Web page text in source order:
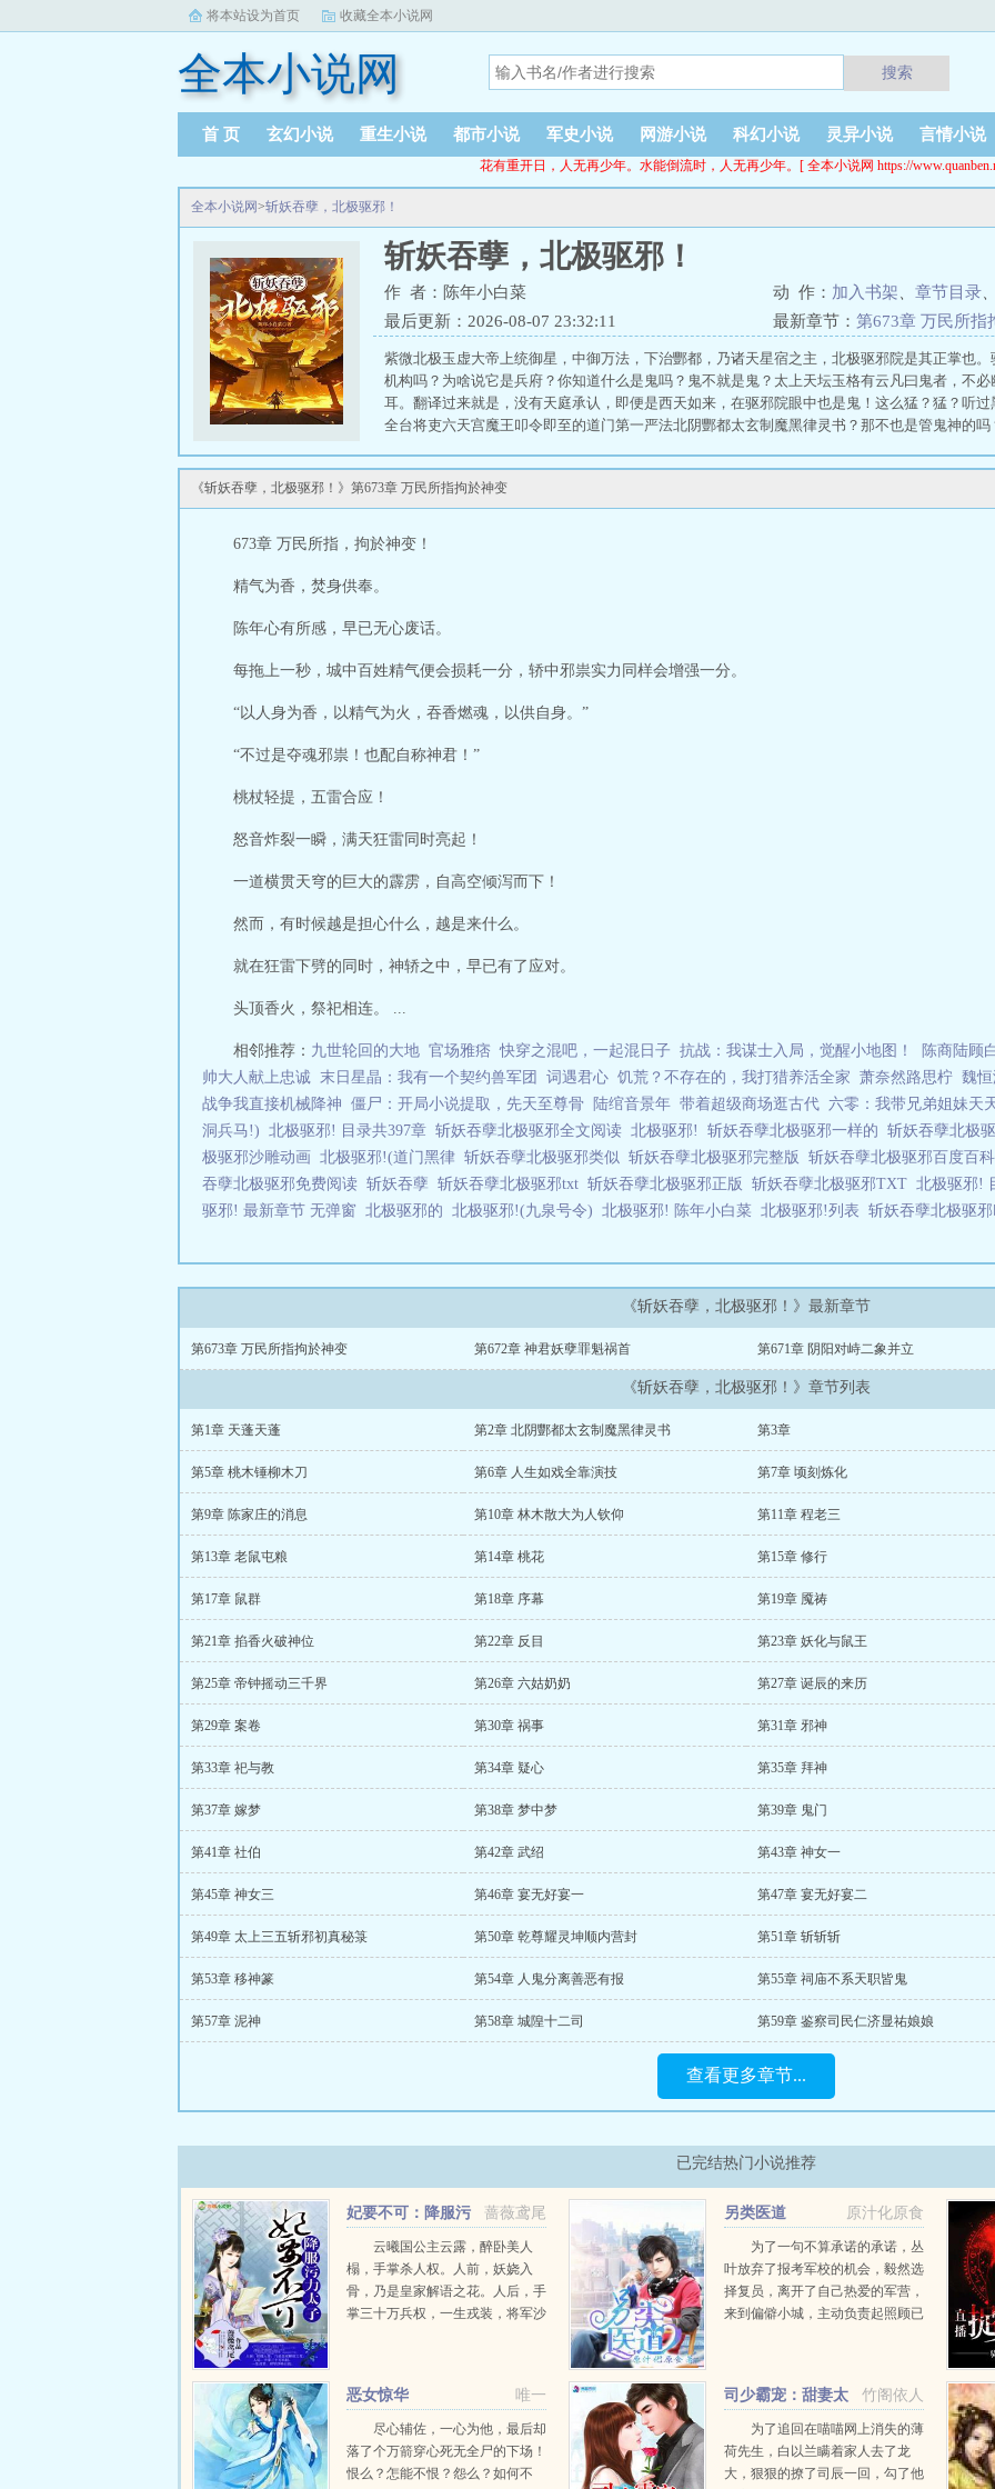
将本站设为首页 收藏全本小说网
全本小说网 搜索
首 页 玄幻小说 重生小说 都市小说 军史小说 网游小说 科幻小说 灵异小说 言情小说
花有重开日，人无再少年。水能倒流时，人无再少年。[ 全本小说网 https://
全本小说网>斩妖吞孽，北极驱邪！
斩妖吞孽，北极驱邪！
作 者：陈年小白菜 动 作： 加入书架 章节目录
最后更新：2026-08-07 23:32:11
最新章节： 第673章 万民所指
紫微北极玉虚大帝上统御星，中御万法，下治酆都，乃诸天星宿之主，北极驱邪院是其正掌也
机构吗？为啥说它是兵府？你知道什么是鬼吗？鬼不就是鬼？太上天坛玉格有云凡曰鬼者，不
耳。翻译过来就是，没有天庭承认，即便是西天如来，在驱邪院眼中也是鬼！这么猛？猛？听
全台将吏六天宫魔王叩令即至的道门第一严法北阴酆都太玄制魔黑律灵书？那不也是管鬼神的
非黑律强调至再三方可用此，他们能依律杀出一个仙佛隐退鬼神不显的末法世界。卧槽？那我
好伪，鬼邪布凶！陈年穿越而来的第一眼，就看到全村800余口在自己的婚宴上自噬！为求生机
令，幸得祖师垂怜，赐紫微诰命北帝符章，成北极行走。这一次，道士下山，不度只杀！斩妖
邪！
《斩妖吞孽，北极驱邪！》第673章 万民所指拘於神变
673章 万民所指，拘於神变！
精气为香，焚身供奉。
陈年心有所感，早已无心废话。
每拖上一秒，城中百姓精气便会损耗一分，轿中邪祟实力同样会增强一分。
“以人身为香，以精气为火，吞香燃魂，以供自身。”
“不过是夺魂邪祟！也配自称神君！”
桃杖轻提，五雷合应！
怒音炸裂一瞬，满天狂雷同时亮起！
一道横贯天穹的巨大的霹雳，自高空倾泻而下！
然而，有时候越是担心什么，越是来什么。
就在狂雷下劈的同时，神轿之中，早已有了应对。
头顶香火，祭祀相连。 ...
相邻推荐： 九世轮回的大地 官场雅痞 快穿之混吧，一起混日子 抗战：我谋士入局，觉醒小地图！ 陈商陆顾
帅大人献上忠诚 末日星晶：我有一个契约兽军团 词遇君心 饥荒？不存在的，我打猎养活全家 萧奈然路思柠 魏
战争我直接机械降神 僵尸：开局小说提取，先天至尊骨 陆绾音景年 带着超级商场逛古代 六零：我带兄弟姐妹天
洞兵马!) 北极驱邪! 目录共397章 斩妖吞孽北极驱邪全文阅读 北极驱邪! 斩妖吞孽北极驱邪一样的 斩妖吞孽北极
极驱邪沙雕动画 北极驱邪!(道门黑律 斩妖吞孽北极驱邪类似 斩妖吞孽北极驱邪完整版 斩妖吞孽北极驱邪百度百科
吞孽北极驱邪免费阅读 斩妖吞孽 斩妖吞孽北极驱邪txt 斩妖吞孽北极驱邪正版 斩妖吞孽北极驱邪TXT 北极驱邪!
驱邪! 最新章节 无弹窗 北极驱邪的 北极驱邪!(九泉号令) 北极驱邪! 陈年小白菜 北极驱邪!列表 斩妖吞孽北极驱
《斩妖吞孽，北极驱邪！》最新章节
第673章 万民所指拘於神变 第672章 神君妖孽罪魁祸首 第671章 阴阳对峙二象并立
《斩妖吞孽，北极驱邪！》章节列表
第1章 天蓬天蓬 第2章 北阴酆都太玄制魔黑律灵书 第3章
第5章 桃木锤柳木刀 第6章 人生如戏全靠演技 第7章 顷刻炼化
第9章 陈家庄的消息 第10章 林木散大为人钦仰 第11章 程老三
第13章 老鼠屯粮 第14章 桃花 第15章 修行
第17章 鼠群 第18章 序幕 第19章 魇祷
第21章 掐香火破神位 第22章 反目 第23章 妖化与鼠王
第25章 帝钟摇动三千界 第26章 六姑奶奶 第27章 诞辰的来历
第29章 案卷 第30章 祸事 第31章 邪神
第33章 祀与教 第34章 疑心 第35章 拜神
第37章 嫁梦 第38章 梦中梦 第39章 鬼门
第41章 社伯 第42章 武绍 第43章 神女一
第45章 神女三 第46章 宴无好宴一 第47章 宴无好宴二
第49章 太上三五斩邪初真秘箓 第50章 乾尊耀灵坤顺内营封 第51章 斩斩斩
第53章 移神篆 第54章 人鬼分离善恶有报 第55章 祠庙不系天职皆鬼
第57章 泥神 第58章 城隍十二司 第59章 鉴察司民仁济显祐娘娘
查看更多章节...
已完结热门小说推荐
蔷薇鸢尾
妃要不可：降服污
力太子云曦国公主云露，醉卧美人
榻，手掌杀人权。人前，妖娆入
骨，乃是皇家解语之花。人后，手
掌三十万兵权，一生戎装，将军沙
计，兄长排斥。虽是西凉大将...
原汁化原食
另类医道
为了一句不算承诺的承诺，丛
叶放弃了报考军校的机会，毅然选
择复员，离开了自己热爱的军营，
来到偏僻小城，主动负责起照顾已
美丽睿智的女孩子，发生了一...
唯一
恶女惊华
尽心辅佐，一心为他，最后却
落了个万箭穿心死无全尸的下场！
恨么？怎能不恨？怨么？如何不
竹阁依人
司少霸宠：甜妻太
撩人为了追回在喵喵网上消失的薄
荷先生，白以兰瞒着家人去了龙
大，狠狠的撩了司辰一回，勾了他